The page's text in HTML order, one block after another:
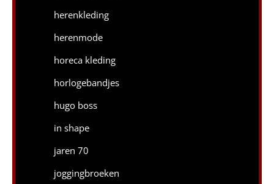
herenkleding
herenmode
horeca kleding
horlogebandjes
hugo boss
in shape
jaren 70
joggingbroeken